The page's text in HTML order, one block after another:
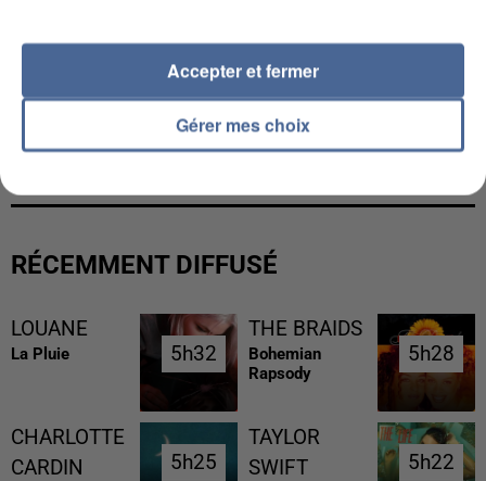
L’UN DES FONDATEURS SUPPOSÉS DE LA DZ
MAFIA INTERPELLÉ EN ALGÉRIE
RÉCEMMENT DIFFUSÉ
LOUANE
La Pluie 5h32
5h32
THE BRAIDS
Bohemian
Rapsody
5h28
5h28
CHARLOTTE
CARDIN
5h25
5h25
TAYLOR
SWIFT
5h22
5h22
Gérer mes choix
Accepter et fermer